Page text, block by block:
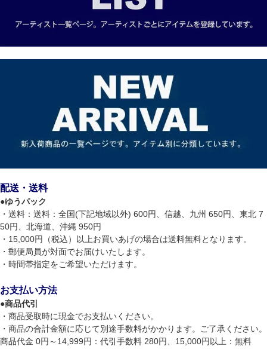
配送・送料
●ゆうパック
・送料：送料：全国(下記地域以外) 600円、信越、九州 650円、東北 7
50円、北海道、沖縄 950円
・15,000円（税込）以上お買いあげの場合は送料無料となります。
・郵便局員が対面でお届けいたします。
・時間帯指定をご希望いただけます。
お支払い方法
●商品代引
・商品受取時に現金でお支払いください。
・商品の合計金額に応じて別途手数料がかかります。ご了承ください。
商品代金 0円～14,999円：代引手数料 280円、15,000円以上：無料